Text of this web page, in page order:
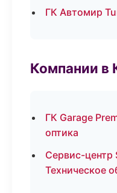
ГК Автомир
Компании в
ГК Garage
оптика
Сервис-
Техническое